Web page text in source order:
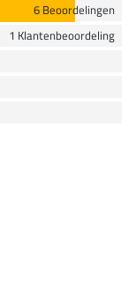
6 Beoordelingen
1 Klantenbeoordeling